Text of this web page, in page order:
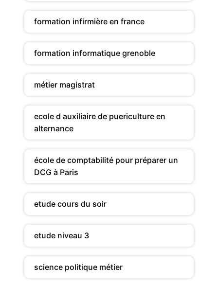
formation infirmière en france
formation informatique grenoble
métier magistrat
ecole d auxiliaire de puericulture en
alternance
école de comptabilité pour préparer un
DCG à Paris
etude cours du soir
etude niveau 3
science politique métier